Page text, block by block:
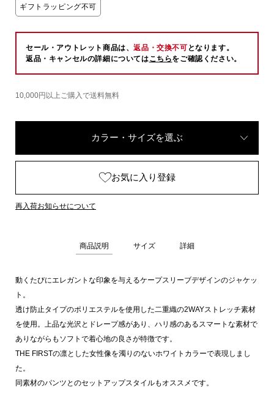
ギフトラッピング不可
セール・アウトレット商品は、返品・交換不可 となります。
返品・キャンセルの詳細についてはこちらをご確認ください。
10,000円以上ご購入で送料無料
カラー・サイズを選ぶ
お気に入り登録
再入荷お知らせについて
商品説明 サイズ 詳細
動くたびにエレガントな印象を与えるケープスリーブデザインのジャケッ
ト。
透け防止タイプのポリエステルを使用した二重織の2WAYストレッチ素材
を使用。上品な光沢とドレープ感があり、ハリ感のあるスマートな素材で
ありながらもソフトで着心地の良さが特徴です。
THE FIRSTの凛とした女性像を濁りのないホワイトカラーで表現しまし
た。
同素材のパンツとのセットアップスタイルもオススメです。